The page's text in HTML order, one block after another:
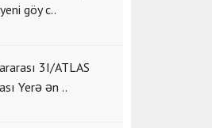
göy c..
3I/ATLAS
Yerə ən ..